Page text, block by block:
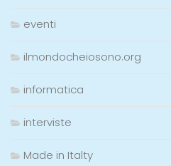
eventi
ilmondocheiosono.org
informatica
interviste
Made in Italty